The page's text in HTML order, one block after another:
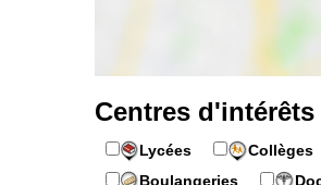
Centres d'intérêts
Lycées Collèges
Boulangeries